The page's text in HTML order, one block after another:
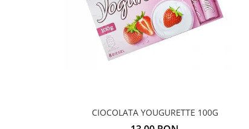
CIOCOLATA YOUGURETTE 100G